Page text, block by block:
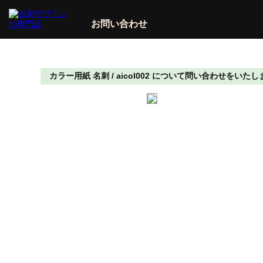
お問い合わせ
カラー用紙 名刺 / aicol002 について問い合わせをいたし